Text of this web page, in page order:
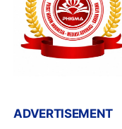
ADVERTISEMENT